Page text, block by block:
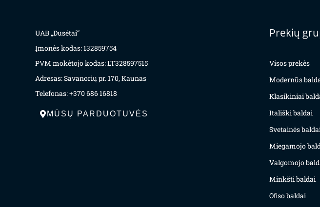
UAB „Dusėtai“
Įmonės kodas: 132859754
PVM mokėtojo kodas: LT328597515
Adresas: Savanorių pr. 170, Kaunas
Telefonas: +370 686 16818
MŪSŲ PARDUOTUVĖS
Prekių
Visos prekės
Modernūs
Klasikiniai
Itališki baldai
Svetainės
Miegamojo
Valgomojo
Minkšti baldai
Ofiso baldai